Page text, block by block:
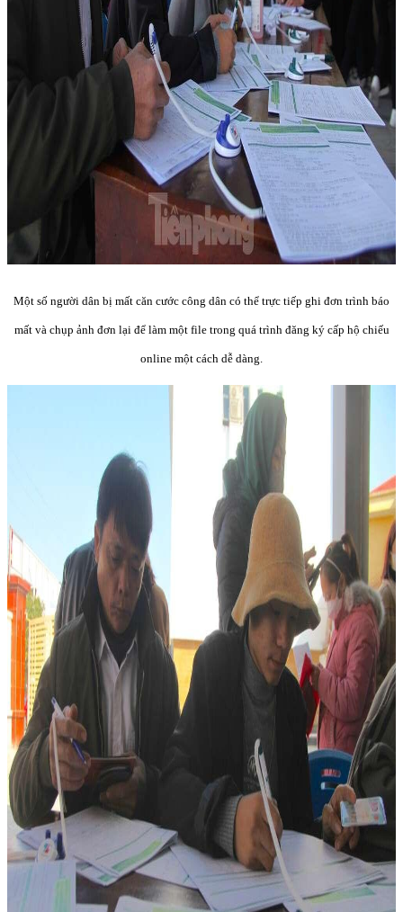
Một số người dân bị mất căn cước công dân có thể trực tiếp ghi đơn trình báo
mất và chụp ảnh đơn lại để làm một file trong quá trình đăng ký cấp hộ chiếu
online một cách dễ dàng.